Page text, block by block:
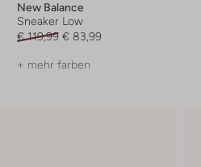
New Balance
Sneaker Low
€ 119,99 € 83,99
+ mehr farben